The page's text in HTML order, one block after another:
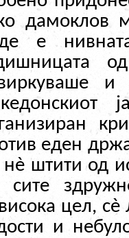
дамоклов
е
еден
èштити од
сите
цел, сè
и